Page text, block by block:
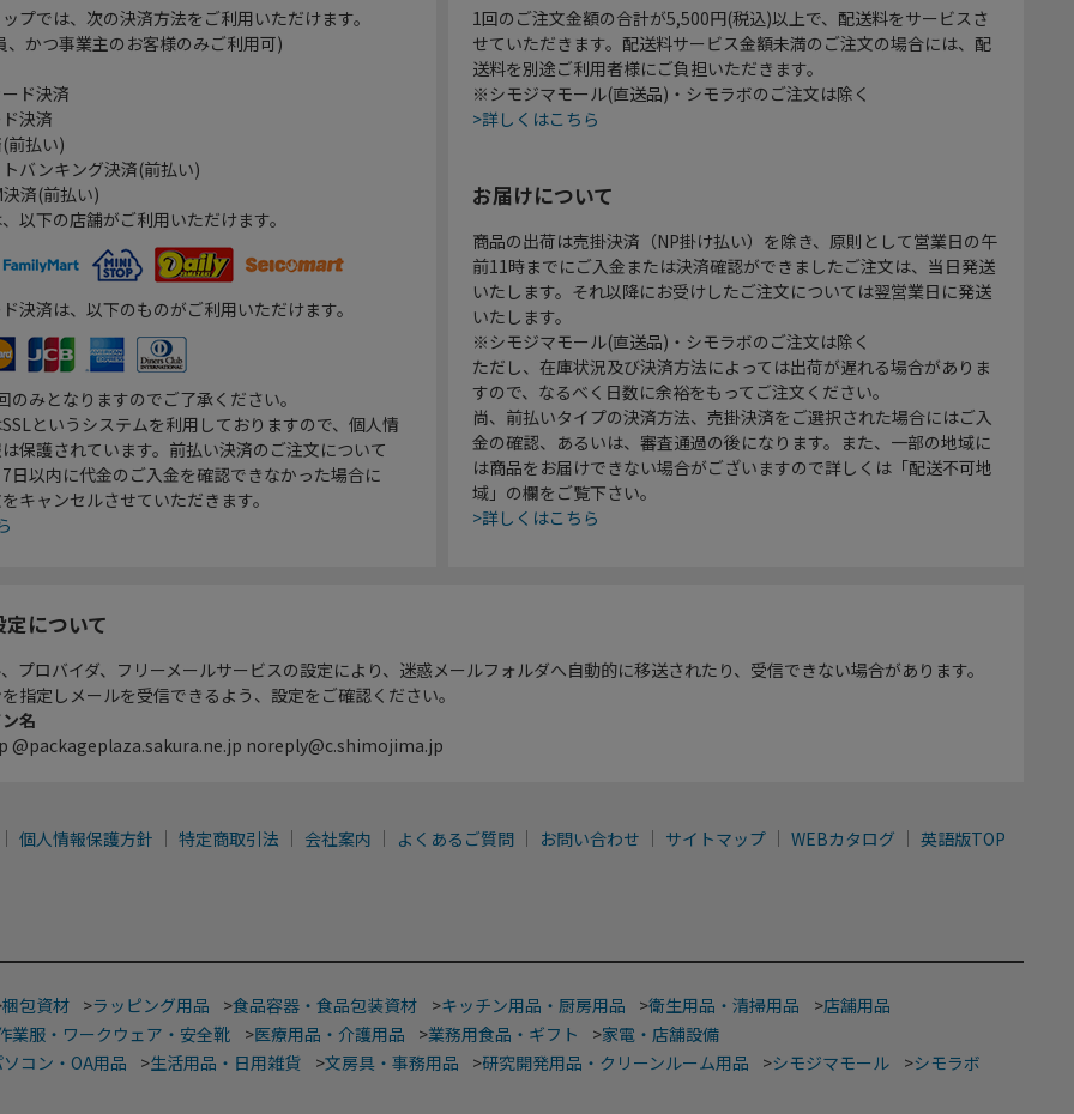
プでは、次の決済方法をご利用いただけます。
、かつ事業主のお客様のみご利用可)
ド決済
決済
前払い)
バンキング決済(前払い)
決済(前払い)
以下の店舗がご利用いただけます。
決済は、以下のものがご利用いただけます。
のみとなりますのでご了承ください。
というシステムを利用しておりますので、個人情
保護されています。前払い決済のご注文について
日以内に代金のご入金を確認できなかった場合に
キャンセルさせていただきます。
1回のご注文金額の合計が5,500円(税込)以上で、配送料をサービスさ
せていただきます。配送料サービス金額未満のご注文の場合には、配
送料を別途ご利用者様にご負担いただきます。
※シモジマモール(直送品)・シモラボのご注文は除く
>詳しくはこちら
お届けについて
商品の出荷は売掛決済（NP掛け払い）を除き、原則として営業日の午
前11時までにご入金または決済確認ができましたご注文は、当日発送
いたします。それ以降にお受けしたご注文については翌営業日に発送
いたします。
※シモジマモール(直送品)・シモラボのご注文は除く
ただし、在庫状況及び決済方法によっては出荷が遅れる場合がありま
すので、なるべく日数に余裕をもってご注文ください。
尚、前払いタイプの決済方法、売掛決済をご選択された場合にはご入
金の確認、あるいは、審査通過の後になります。また、一部の地域に
は商品をお届けできない場合がございますので詳しくは「配送不可地
域」の欄をご覧下さい。
>詳しくはこちら
について
プロバイダ、フリーメールサービスの設定により、迷惑メールフォルダへ自動的に移送されたり、受信できない場合があります。
指定しメールを受信できるよう、設定をご確認ください。
名
@packageplaza.sakura.ne.jp noreply@c.shimojima.jp
個人情報保護方針 特定商取引法 会社案内 よくあるご質問 お問い合わせ サイトマップ WEBカタログ 英語版TOP
梱包資材 >ラッピング用品 >食品容器・食品包装資材 >キッチン用品・厨房用品 >衛生用品・清掃用品 >店舗用品
業服・ワークウェア・安全靴 >医療用品・介護用品 >業務用食品・ギフト >家電・店舗設備
コン・OA用品 >生活用品・日用雑貨 >文房具・事務用品 >研究開発用品・クリーンルーム用品 >シモジマモール >シモラボ